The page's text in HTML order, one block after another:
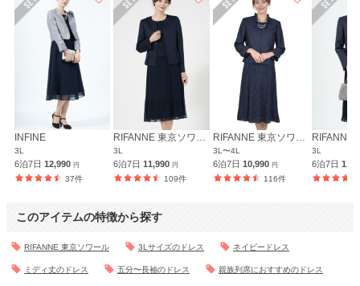
INFINE
3L
6泊7日 12,990 円
37件
3L
6泊7日11,990円
109件
3L〜4L
6泊7日 10,990 円
116件
3L
6泊7日
このアイテムの特徴から探す
RIFANNE 東京ソワール 3Lサイズのドレス ネイビードレス
ミディ丈のドレス 五分〜長袖のドレス 親族列席におすすめのドレス